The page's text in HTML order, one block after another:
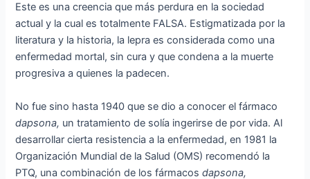
Este es una creencia que más perdura en la sociedad
actual y la cual es totalmente FALSA. Estigmatizada por la
literatura y la historia, la lepra es considerada como una
enfermedad mortal, sin cura y que condena a la muerte
progresiva a quienes la padecen.
No fue sino hasta 1940 que se dio a conocer el fármaco
dapsona, un tratamiento de solía ingerirse de por vida. Al
desarrollar cierta resistencia a la enfermedad, en 1981 la
Organización Mundial de la Salud (OMS) recomendó la
PTQ, una combinación de los fármacosdapsona,